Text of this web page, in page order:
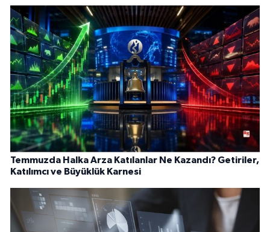
Temmuzda Halka Arza Katılanlar Ne Kazandı? Getiriler,
Katılımcı ve Büyüklük Karnesi